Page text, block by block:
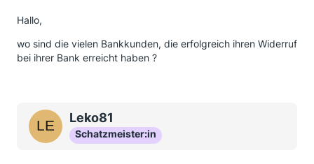
Hallo,
wo sind die vielen Bankkunden, die erfolgreich ihren Widerruf
bei ihrer Bank erreicht haben ?
Leko81
Schatzmeister:in